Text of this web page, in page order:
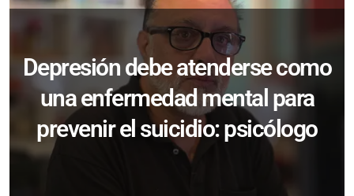
Depresión debe atenderse como
una enfermedad mental para
prevenir el suicidio: psicólogo